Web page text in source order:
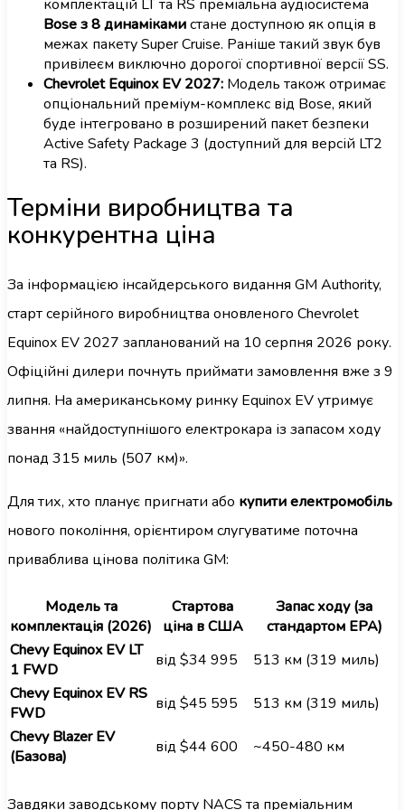
комплектацій LT та RS преміальна аудіосистема
Bose з 8 динамікамистане доступною як опція в
межах пакету Super Cruise. Раніше такий звук був
привілеєм виключно дорогої спортивної версії SS.
Chevrolet Equinox EV 2027: Модель також отримає
опціональний преміум-комплекс від Bose, який
буде інтегровано в розширений пакет безпеки
Active Safety Package 3 (доступний для версій LT2
та RS).
Терміни виробництва та
конкурентна ціна
За інформацією інсайдерського видання GM Authority,
старт серійного виробництва оновленого Chevrolet
Equinox EV 2027 запланований на 10 серпня 2026 року.
Офіційні дилери почнуть приймати замовлення вже з 9
липня. На американському ринку Equinox EV утримує
звання «найдоступнішого електрокара із запасом ходу
понад 315 миль (507 км)».
Для тих, хто планує пригнати або купити електромобіль
нового покоління, орієнтиром слугуватиме поточна
приваблива цінова політика GM:
Модель та
комплектація (2026)
Стартова
ціна в США
Запас ходу (за
стандартом EPA)
Chevy Equinox EV LT
1 FWD
від $34 995
513 км (319 миль)
Chevy Equinox EV RS
FWD
від $45 595
513 км (319 миль)
Chevy Blazer EV
(Базова)
від $44 600 ~450-480 км
Завдяки заводському порту NACS та преміальним